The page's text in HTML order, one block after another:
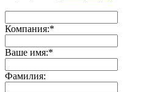
Компания:*
Ваше имя:*
Фамилия: